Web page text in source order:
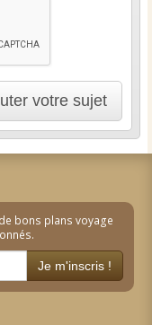
votre sujet
bons plans voyage
Je m'inscris !